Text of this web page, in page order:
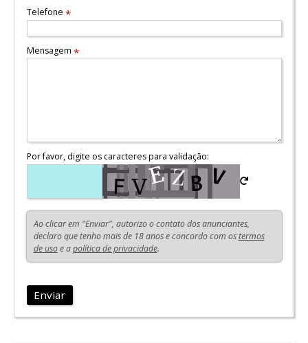
Telefone *
Mensagem *
Por favor, digite os caracteres para validação:
Ao clicar em "Enviar", autorizo o contato dos anunciantes,
declaro que tenho mais de 18 anos e concordo com ostermos
de usoe apolítica de privacidade.
Enviar